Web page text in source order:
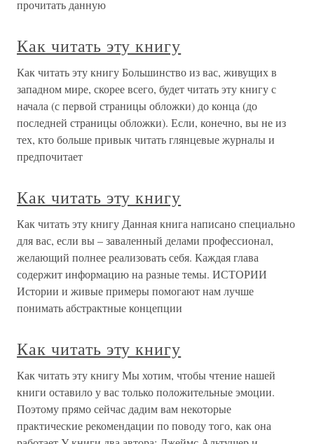
прочитать данную
Как читать эту книгу
Как читать эту книгу Большинство из вас, живущих в
западном мире, скорее всего, будет читать эту книгу с
начала (с первой страницы обложки) до конца (до
последней страницы обложки). Если, конечно, вы не из
тех, кто больше привык читать глянцевые журналы и
предпочитает
Как читать эту книгу
Как читать эту книгу Данная книга написано специально
для вас, если вы – заваленный делами профессионал,
желающий полнее реализовать себя. Каждая глава
содержит информацию на разные темы. ИСТОРИИ
Истории и живые примеры помогают нам лучше
понимать абстрактные концепции
Как читать эту книгу
Как читать эту книгу Мы хотим, чтобы чтение нашей
книги оставило у вас только положительные эмоции.
Поэтому прямо сейчас дадим вам некоторые
практические рекомендации по поводу того, как она